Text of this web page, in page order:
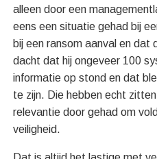
alleen door een
eens een situatie gehad bij
bij een ransom aanval en dat
dacht dat hij ongeveer 100
informatie op stond en dat
te zijn. Die hebben echt
relevantie door gehad om
veiligheid.